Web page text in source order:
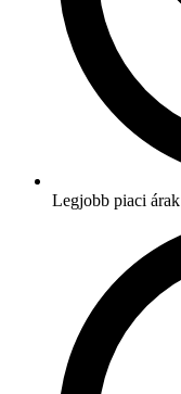
Legjobb piaci árak